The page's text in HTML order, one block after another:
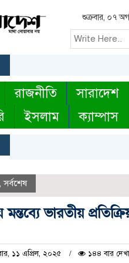
শুক্রবার, ০৭
রাজনীতি সারাদেশ
ইসলাম ক্যাম্পাস
,সর্বশেষ
ভারতীয়
১১ এপ্রিল, ২০২৫ ১৪৪ বার